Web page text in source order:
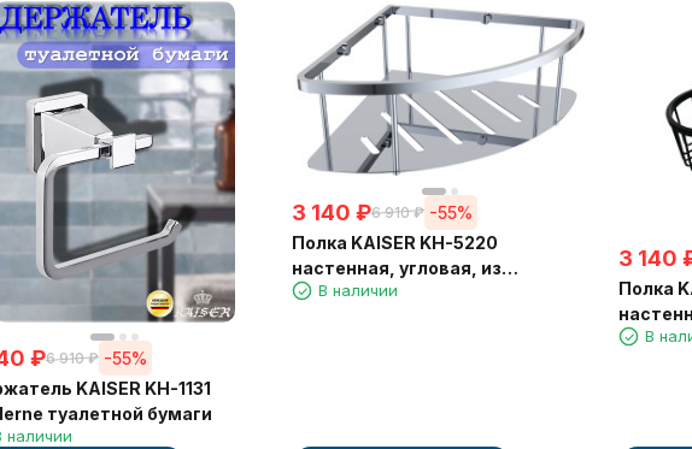
₽6 910 ₽ -55%
KAISER KH-1131
туалетной бумаги
наличии
3 140 ₽6 910 ₽ -55%
Полка KAISER KH-5220
настенная, угловая, из
нержавеющей стали,
В наличии
3 140
Полка
В